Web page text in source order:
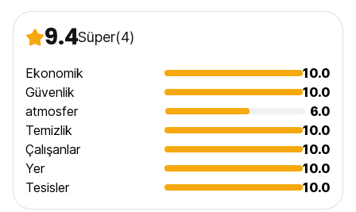
9.4Süper(4)
Ekonomik
10.0
Güvenlik
10.0
atmosfer
6.0
Temizlik
10.0
Çalışanlar
10.0
Yer
10.0
Tesisler
10.0